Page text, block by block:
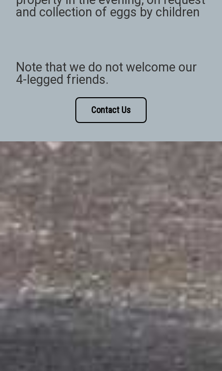
and collection of eggs by children
Note that we do not welcome our
4-legged friends.
Contact Us